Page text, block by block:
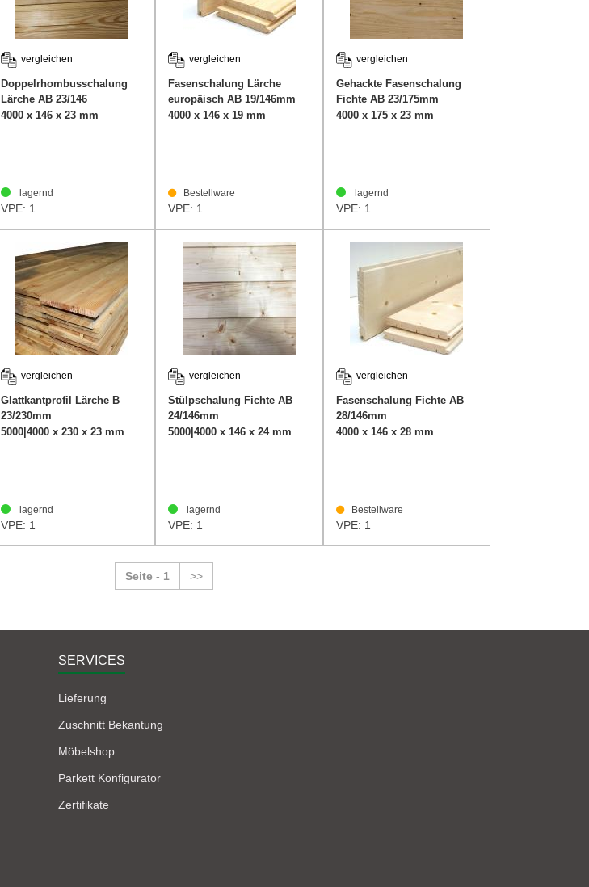
vergleichen
Doppelrhombusschalung
Lärche AB 23/146
4000 x 146 x 23 mm
lagernd
VPE: 1
vergleichen
Fasenschalung Lärche
europäisch AB 19/146mm
KN
4000 x 146 x 19 mm
Bestellware
VPE: 1
vergleichen
Gehackte Fasenschalung
Fichte AB 23/175mm
4000 x 175 x 23 mm
lagernd
VPE: 1
vergleichen
Glattkantprofil Lärche B
23/230mm
5000|4000 x 230 x 23 mm
lagernd
VPE: 1
vergleichen
Stülpschalung Fichte AB
24/146mm
5000|4000 x 146 x 24 mm
lagernd
VPE: 1
vergleichen
Fasenschalung Fichte AB
28/146mm
4000 x 146 x 28 mm
Bestellware
VPE: 1
Seite - 1 >>
SERVICES
Lieferung
Zuschnitt Bekantung
Möbelshop
Parkett Konfigurator
Zertifikate